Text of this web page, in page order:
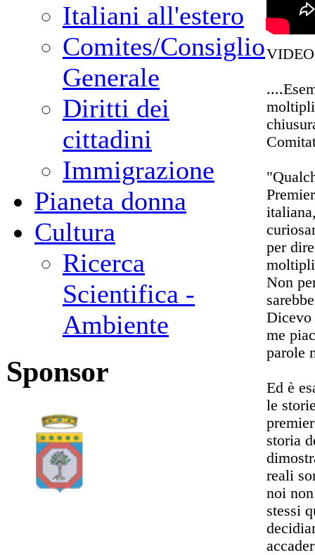
Italiani all'estero
Comites/Consiglio
Generale
Diritti dei
cittadini
Immigrazione
Pianeta donna
Cultura
Ricerca
Scientifica -
Ambiente
Sponsor
per
Non
Dicevo
me
parole
Ed è
le
storia
reali
noi
stessi